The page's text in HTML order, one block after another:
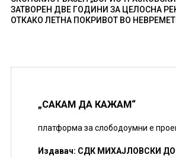
ЗАТВОРЕН ДВЕ ГОДИНИ ЗА ЦЕЛОСНА
ОТКАКО ЛЕТНА ПОКРИВОТ ВО
„САКАМ ДА КАЖАМ“
платформа за слободоумни е
Издавач: СДК МИХАЈЛОВСКИ